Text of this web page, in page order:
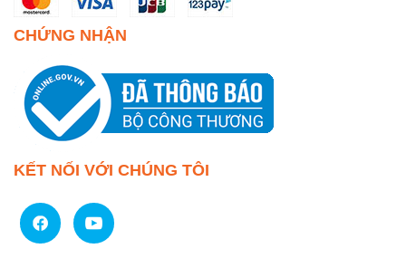
CHỨNG NHẬN
KẾT NỐI VỚI CHÚNG TÔI